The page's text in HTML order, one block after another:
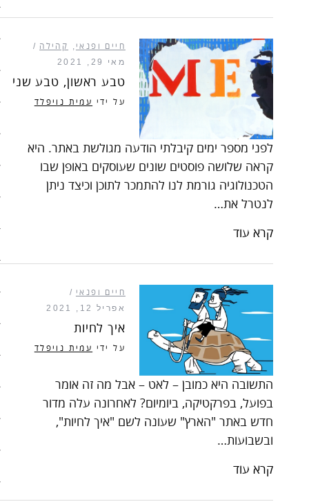
תחבורה
101 דרכים להאט את החיים
צעדים ראשונים בסלואו פוד
כלכלה אנושית
קמפיינים
חיים ופנאי , קהילה
מאי 29, 2021
טבע ראשון, טבע שני
על ידי עמית נויפלד
לפני מספר ימים קיבלתי הודעה מגולשת באתר. היא
קראה שלושה פוסטים שונים שעוסקים באופן שבו
הטכנולוגיה גורמת לנו להתמכר לתוכן וכיצד ניתן
לנטרל את…
קרא עוד
חיים ופנאי
אפריל 12, 2021
איך לחיות
על ידי עמית נויפלד
התשובה היא כמובן – לאט – אבל מה זה אומר
בפועל, בפרקטיקה, ביומיום? לאחרונה עלה מדור
חדש באתר "הארץ" שעונה לשם "איך לחיות",
ובשבועות…
קרא עוד